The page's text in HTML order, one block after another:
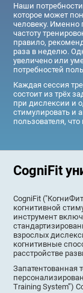
Наши
которое может
человеку. Именно
частоту
правило,
раза в неделю.
увеличено или
потребностей
Каждая сессия
состоит из трёх
при дислексии и
стимулировать и
пользователя,
CogniFit
CogniFit
когнитивной
инструмент
взрослых
когнитивные
расстройстве
Запатентованная
Training System”)